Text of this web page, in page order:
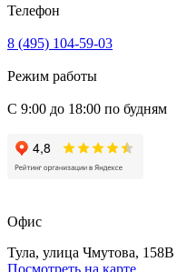
Телефон
8 (495) 104-59-03
Режим работы
С 9:00 до 18:00 по будням
Офис
Тула, улица Чмутова, 158В
Посмотреть на карте